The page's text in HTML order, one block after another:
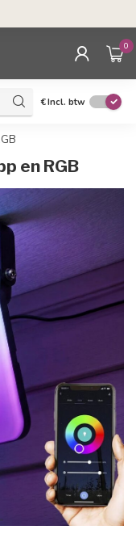
0
€Incl. btw
en RGB